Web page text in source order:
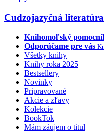
Cudzojazyčná literatúra
Knihomoľský
Odporúčame pre vás
Všetky knihy
Knihy roka 2025
Bestsellery
Novinky
Pripravované
Akcie a zľavy
Kolekcie
BookTok
Mám záujem o titul